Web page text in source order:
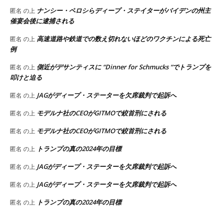
匿名 の上 ナンシー・ペロシらディープ・ステイターがバイデンの州主
催宴会後に逮捕される
匿名 の上 高速道路や鉄道での数え切れないほどのワクチンによる死亡
例
匿名 の上 側近がデサンティスに “Dinner for Schmucks “でトランプを
叩けと迫る
匿名 の上 JAGがディープ・ステーターを欠席裁判で起訴へ
匿名 の上 モデルナ社のCEOがGITMOで絞首刑にされる
匿名 の上 モデルナ社のCEOがGITMOで絞首刑にされる
匿名 の上 トランプの真の2024年の目標
匿名 の上 JAGがディープ・ステーターを欠席裁判で起訴へ
匿名 の上 JAGがディープ・ステーターを欠席裁判で起訴へ
匿名 の上 トランプの真の2024年の目標